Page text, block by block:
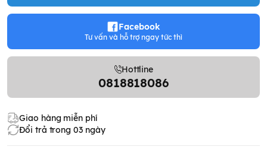
Facebook
Tư vấn và hỗ trợ ngay tức thì
Hottline
0818818086
Giao hàng miễn phí
Đổi trả trong 03 ngày